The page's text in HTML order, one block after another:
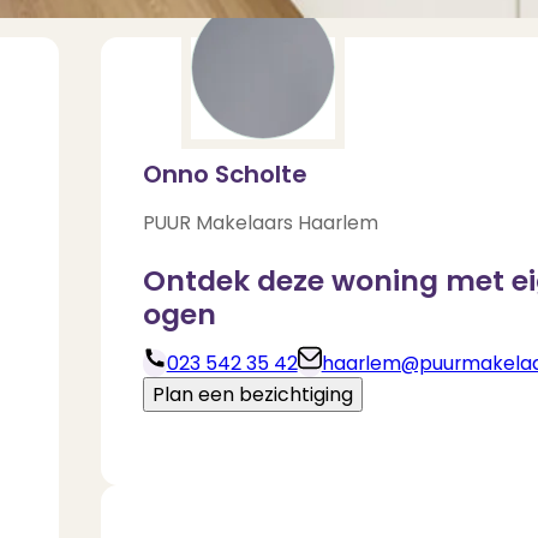
Onno Scholte
PUUR Makelaars Haarlem
Ontdek deze woning met
ogen
023 542 35 42
Plan een bezichtiging